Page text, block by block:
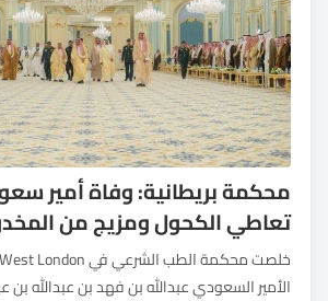
محكمة بريطانية: وفاة أمير
تعاطي الكحول ومزيج من
الأمير السعودي عبدالله بن فهد بن عبدالله بن